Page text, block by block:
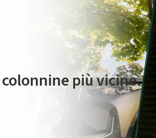
è gestito da Plenitude On The Road
più vicine.